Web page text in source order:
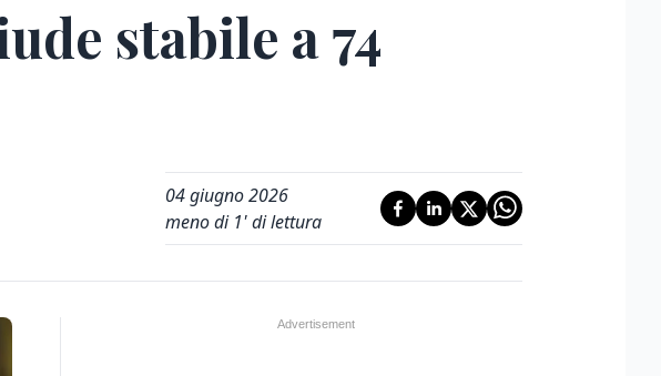
stabile a 74
04 giugno 2026
meno di 1' di lettura